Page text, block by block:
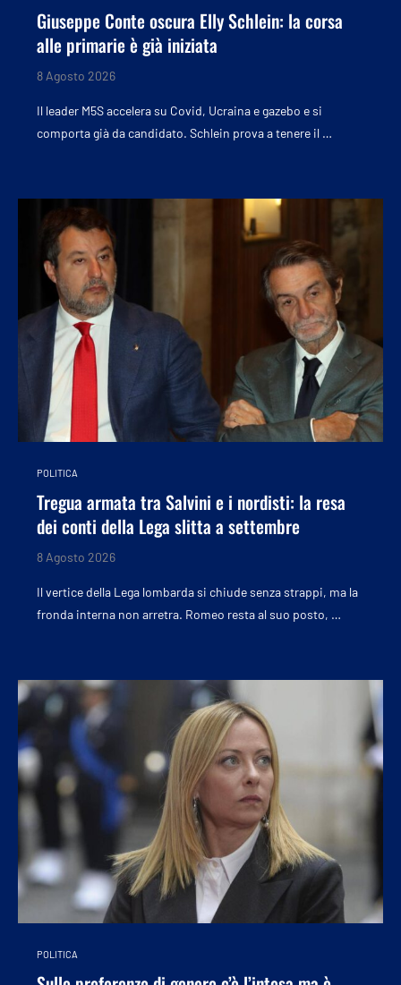
Giuseppe Conte oscura Elly Schlein: la corsa
alle primarie è già iniziata
8 Agosto 2026
Il leader M5S accelera su Covid, Ucraina e gazebo e si
comporta già da candidato. Schlein prova a tenere il …
POLITICA
Tregua armata tra Salvini e i nordisti: la resa
dei conti della Lega slitta a settembre
8 Agosto 2026
Il vertice della Lega lombarda si chiude senza strappi, ma la
fronda interna non arretra. Romeo resta al suo posto, …
POLITICA